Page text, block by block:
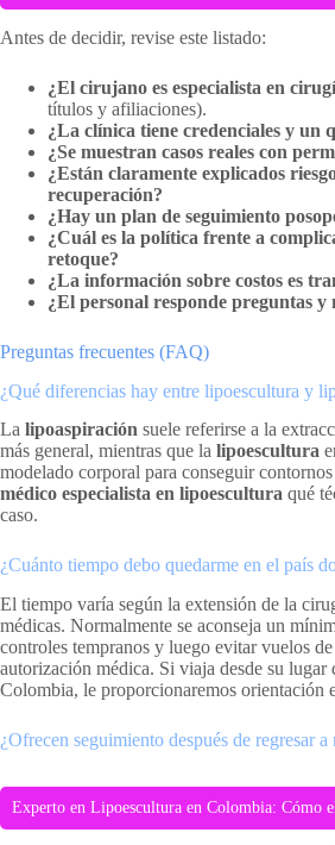
Antes de decidir, revise este listado:
¿El cirujano es especialista en
títulos y afiliaciones).
¿La clínica tiene credenciales y un
¿Se muestran casos reales con
¿Están claramente explicados
recuperación?
¿Hay un plan de seguimiento
¿Cuál es la política frente a
retoque?
¿La información sobre costos es
¿El personal responde preguntas y
Preguntas frecuentes (FAQ)
¿Qué diferencias hay entre lipoescultura y
La lipoaspiración suele referirse a la
más general, mientras que la lipoescultura
modelado corporal para conseguir
médico especialista en lipoescultura qué
caso.
¿Cuánto tiempo debo quedarme en el país
El tiempo varía según la extensión de la
médicas. Normalmente se aconseja un
controles tempranos y luego evitar vuelos
autorización médica. Si viaja desde su lugar
Colombia, le proporcionaremos orientación
¿Ofrecen seguimiento después de regresar a
Experto en Lipoescultura en Colombia: Cómo